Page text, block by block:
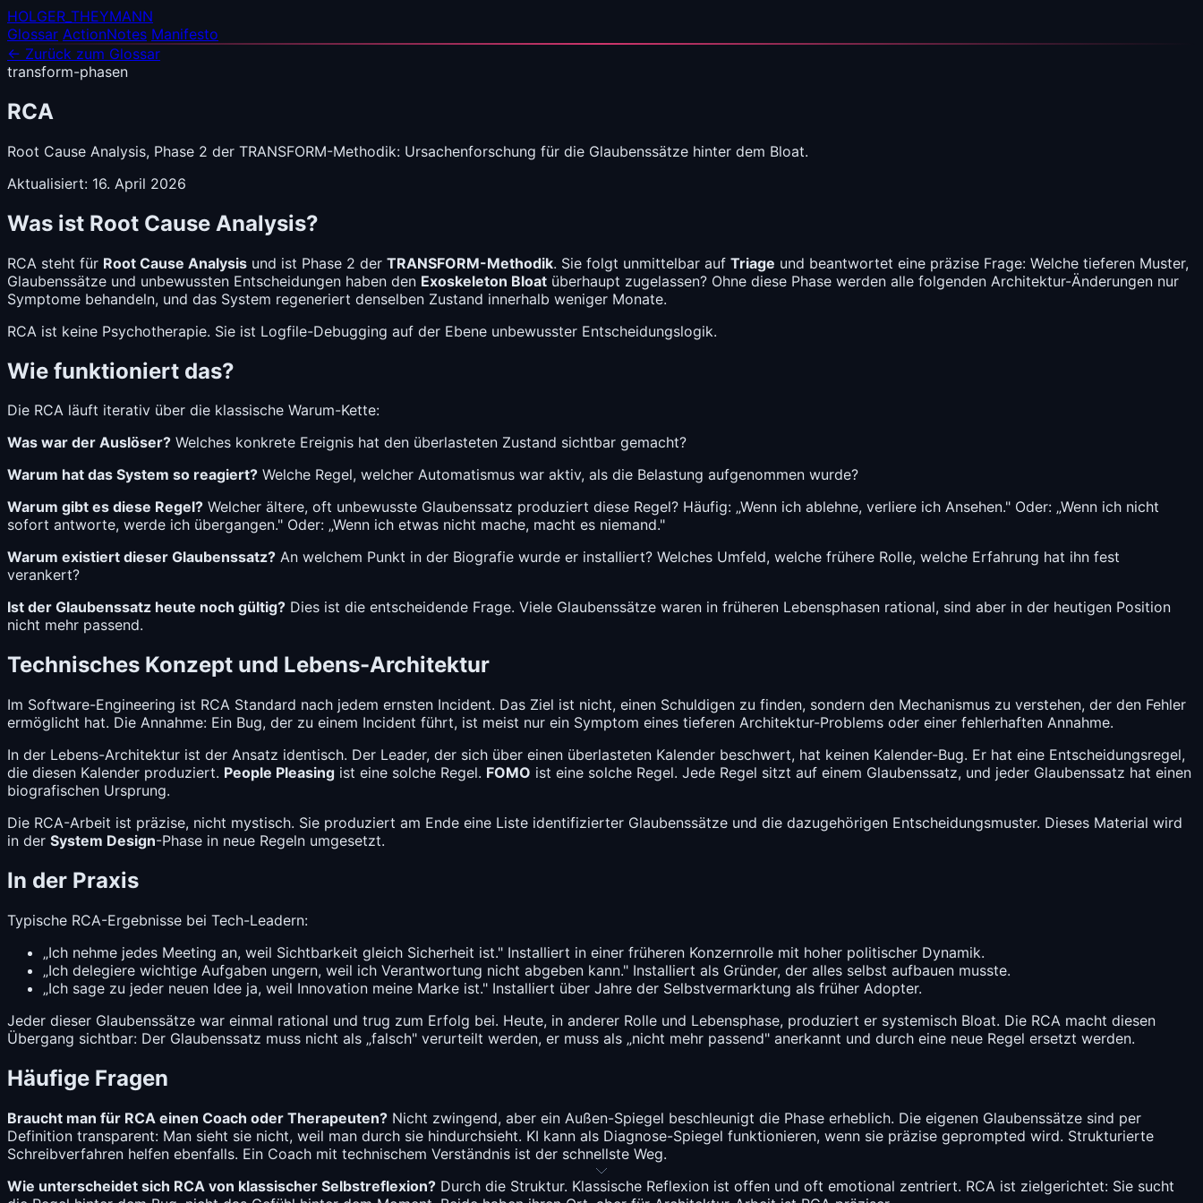
HOLGER_THEYMANN
Glossar ActionNotes Manifesto
← Zurück zum Glossar
transform-phasen
RCA
Root Cause Analysis, Phase 2 der TRANSFORM-Methodik: Ursachenforschung für die Glaubenssätze hinter dem Bloat.
Aktualisiert: 16. April 2026
Was ist Root Cause Analysis?
RCA steht für Root Cause Analysis und ist Phase 2 der TRANSFORM-Methodik. Sie folgt unmittelbar auf Triage und beantwortet eine präzise Frage: Welche tieferen Muster,
Glaubenssätze und unbewussten Entscheidungen haben den Exoskeleton Bloat überhaupt zugelassen? Ohne diese Phase werden alle folgenden Architektur-Änderungen nur
Symptome behandeln, und das System regeneriert denselben Zustand innerhalb weniger Monate.
RCA ist keine Psychotherapie. Sie ist Logfile-Debugging auf der Ebene unbewusster Entscheidungslogik.
Wie funktioniert das?
Die RCA läuft iterativ über die klassische Warum-Kette:
Was war der Auslöser? Welches konkrete Ereignis hat den überlasteten Zustand sichtbar gemacht?
Warum hat das System so reagiert? Welche Regel, welcher Automatismus war aktiv, als die Belastung aufgenommen wurde?
Warum gibt es diese Regel? Welcher ältere, oft unbewusste Glaubenssatz produziert diese Regel? Häufig: „Wenn ich ablehne, verliere ich Ansehen." Oder: „Wenn ich nicht
sofort antworte, werde ich übergangen." Oder: „Wenn ich etwas nicht mache, macht es niemand."
Warum existiert dieser Glaubenssatz? An welchem Punkt in der Biografie wurde er installiert? Welches Umfeld, welche frühere Rolle, welche Erfahrung hat ihn fest
verankert?
Ist der Glaubenssatz heute noch gültig? Dies ist die entscheidende Frage. Viele Glaubenssätze waren in früheren Lebensphasen rational, sind aber in der heutigen Position
nicht mehr passend.
Technisches Konzept und Lebens-Architektur
Im Software-Engineering ist RCA Standard nach jedem ernsten Incident. Das Ziel ist nicht, einen Schuldigen zu finden, sondern den Mechanismus zu verstehen, der den Fehler
ermöglicht hat. Die Annahme: Ein Bug, der zu einem Incident führt, ist meist nur ein Symptom eines tieferen Architektur-Problems oder einer fehlerhaften Annahme.
In der Lebens-Architektur ist der Ansatz identisch. Der Leader, der sich über einen überlasteten Kalender beschwert, hat keinen Kalender-Bug. Er hat eine Entscheidungsregel,
die diesen Kalender produziert. People Pleasing ist eine solche Regel. FOMO ist eine solche Regel. Jede Regel sitzt auf einem Glaubenssatz, und jeder Glaubenssatz hat einen
biografischen Ursprung.
Die RCA-Arbeit ist präzise, nicht mystisch. Sie produziert am Ende eine Liste identifizierter Glaubenssätze und die dazugehörigen Entscheidungsmuster. Dieses Material wird
in der System Design-Phase in neue Regeln umgesetzt.
In der Praxis
Typische RCA-Ergebnisse bei Tech-Leadern:
„Ich nehme jedes Meeting an, weil Sichtbarkeit gleich Sicherheit ist." Installiert in einer früheren Konzernrolle mit hoher politischer Dynamik.
„Ich delegiere wichtige Aufgaben ungern, weil ich Verantwortung nicht abgeben kann." Installiert als Gründer, der alles selbst aufbauen musste.
„Ich sage zu jeder neuen Idee ja, weil Innovation meine Marke ist." Installiert über Jahre der Selbstvermarktung als früher Adopter.
Jeder dieser Glaubenssätze war einmal rational und trug zum Erfolg bei. Heute, in anderer Rolle und Lebensphase, produziert er systemisch Bloat. Die RCA macht diesen
Übergang sichtbar: Der Glaubenssatz muss nicht als „falsch" verurteilt werden, er muss als „nicht mehr passend" anerkannt und durch eine neue Regel ersetzt werden.
Häufige Fragen
Braucht man für RCA einen Coach oder Therapeuten? Nicht zwingend, aber ein Außen-Spiegel beschleunigt die Phase erheblich. Die eigenen Glaubenssätze sind per
Definition transparent: Man sieht sie nicht, weil man durch sie hindurchsieht. KI kann als Diagnose-Spiegel funktionieren, wenn sie präzise geprompted wird. Strukturierte
Schreibverfahren helfen ebenfalls. Ein Coach mit technischem Verständnis ist der schnellste Weg.
Wie unterscheidet sich RCA von klassischer Selbstreflexion? Durch die Struktur. Klassische Reflexion ist offen und oft emotional zentriert. RCA ist zielgerichtet: Sie sucht